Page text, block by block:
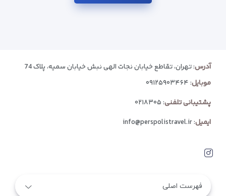
آدرس: تهران، تقاطع خیابان نجات الهی نبش خیابان سمیه، پلاک 74
موبایل:۰۹۱۲۵۹۰۳۴۶۴
پشتیبانی تلفنی:۰۲۱۸۳۰۵
ایمیل:
info@perspolistravel.ir
فهرست اصلی